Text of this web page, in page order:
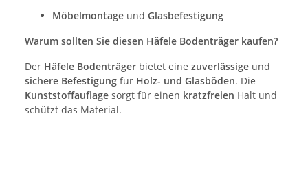
Möbelmontage und Glasbefestigung
Warum sollten Sie diesen Häfele Bodenträger kaufen?
Der Häfele Bodenträger bietet eine zuverlässige und
sichere Befestigung für Holz- und Glasböden. Die
Kunststoffauflage sorgt für einen kratzfreien Halt und
schützt das Material.